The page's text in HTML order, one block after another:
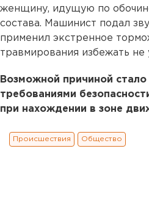
женщину, идущую по
состава. Машинист подал
применил экстренное
травмирования избежать не
Возможной причиной
требованиями
при нахождении в зоне
Происшествия Общество